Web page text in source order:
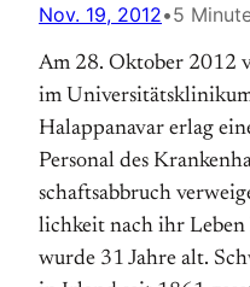
Nov. 19, 2012•5
Am 28. Oktober 2012
im
Halappanavar erlag
Personal des
schafts­ab­bruch
lich­keit nach ihr Leben
wurde 31 Jahre alt.